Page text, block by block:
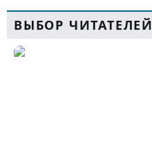
ВЫБОР ЧИТАТЕЛЕЙ